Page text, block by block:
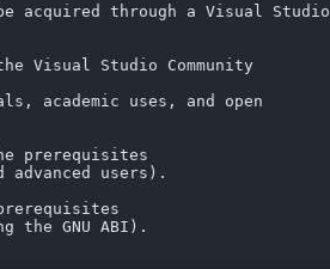
be acquired through a Visual Studio
Visual Studio Community
prerequisites
advanced users).
the GNU ABI).